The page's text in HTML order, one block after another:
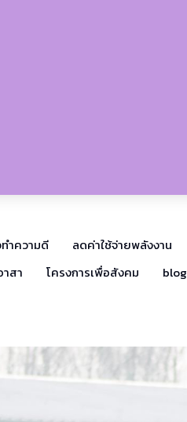
ทำความดี ลดค่าใช้จ่ายพลังงาน
สา โครงการเพื่อสังคม blog